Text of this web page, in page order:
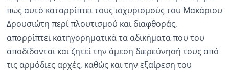
πως αυτό καταρρίπτει τους ισχυρισμούς του Μακάριου
Δρουσιώτη περί πλουτισμού και διαφθοράς,
απορρίπτει κατηγορηματικά τα αδικήματα που του
αποδίδονται και ζητεί την άμεση διερεύνησή τους από
τις αρμόδιες αρχές, καθώς και την εξαίρεση του